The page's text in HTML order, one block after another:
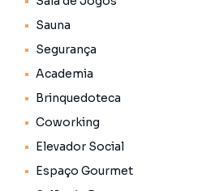
• Coworking
• Elevador social
• Espaço gourmet
• Piscina com raia
• Playground
• Portaria
• Quadra poliesportiva
• Salão de festas
Sauna
Segurança
Academia
Brinquedoteca
Coworking
Elevador Social
Espaço Gourmet